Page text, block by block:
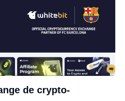
de crypto-